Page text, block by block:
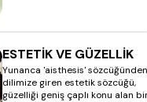
ESTETİK VE GÜZELLİK
Yunanca 'aisthesis' sözcüğünden
dilimize giren estetik sözcüğü,
güzelliği geniş çaplı konu alan